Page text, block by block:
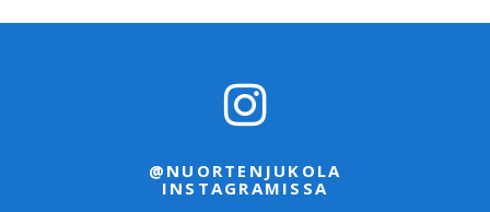
@NUORTENJUKOLA
INSTAGRAMISSA